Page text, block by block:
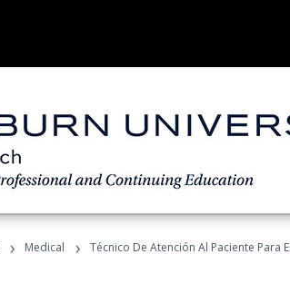
› Medical › Técnico De Atención Al Paciente Para